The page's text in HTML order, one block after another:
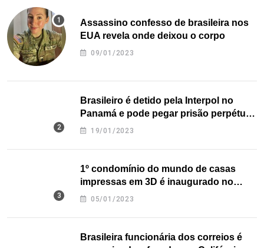
Assassino confesso de brasileira nos
EUA revela onde deixou o corpo
09/01/2023
Brasileiro é detido pela Interpol no
Panamá e pode pegar prisão perpétua
nos EUA
19/01/2023
1º condomínio do mundo de casas
impressas em 3D é inaugurado no
Texas
05/01/2023
Brasileira funcionária dos correios é